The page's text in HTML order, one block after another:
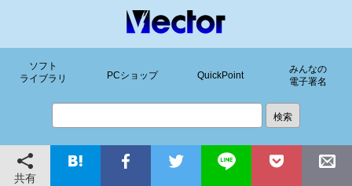
ソフト
ライブラリ
PCショップ QuickPoint
みんなの
電子署名
共有